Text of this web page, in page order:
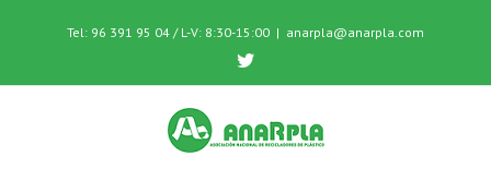
Tel: 96 391 95 04 / L-V: 8:30-15:00 | anarpla@anarpla.com
Twitter